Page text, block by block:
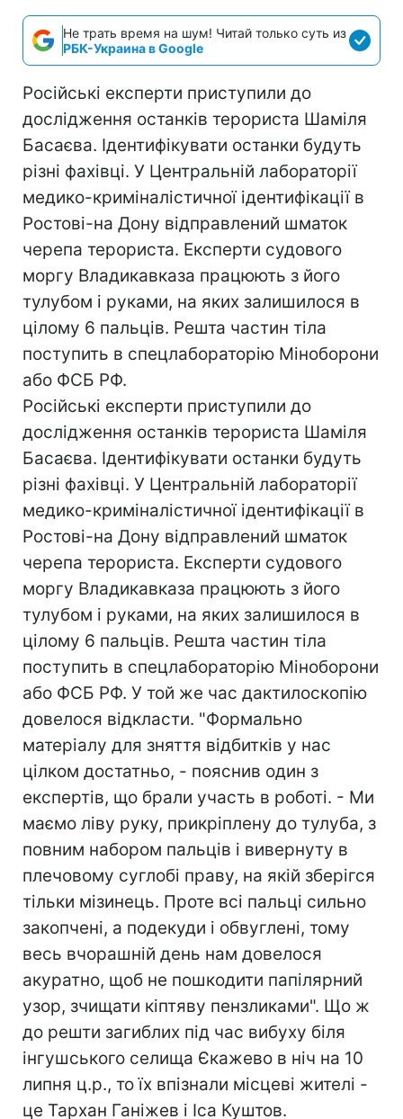
Не трать время на шум! Читай только суть из
РБК-Украина в Google
Російські експерти приступили до
дослідження останків терориста Шаміля
Басаєва. Ідентифікувати останки будуть
різні фахівці. У Центральній лабораторії
медико-криміналістичної ідентифікації в
Ростові-на Дону відправлений шматок
черепа терориста. Експерти судового
моргу Владикавказа працюють з його
тулубом і руками, на яких залишилося в
цілому 6 пальців. Решта частин тіла
поступить в спецлабораторію Міноборони
або ФСБ РФ.
Російські експерти приступили до
дослідження останків терориста Шаміля
Басаєва. Ідентифікувати останки будуть
різні фахівці. У Центральній лабораторії
медико-криміналістичної ідентифікації в
Ростові-на Дону відправлений шматок
черепа терориста. Експерти судового
моргу Владикавказа працюють з його
тулубом і руками, на яких залишилося в
цілому 6 пальців. Решта частин тіла
поступить в спецлабораторію Міноборони
або ФСБ РФ. У той же час дактилоскопію
довелося відкласти. "Формально
матеріалу для зняття відбитків у нас
цілком достатньо, - пояснив один з
експертів, що брали участь в роботі. - Ми
маємо ліву руку, прикріплену до тулуба, з
повним набором пальців і вивернуту в
плечовому суглобі праву, на якій зберігся
тільки мізинець. Проте всі пальці сильно
закопчені, а подекуди і обвуглені, тому
весь вчорашній день нам довелося
акуратно, щоб не пошкодити папілярний
узор, зчищати кіптяву пензликами". Що ж
до решти загиблих під час вибуху біля
інгушського селища Єкажево в ніч на 10
липня ц.р., то їх впізнали місцеві жителі -
це Тархан Ганіжев і Іса Куштов.